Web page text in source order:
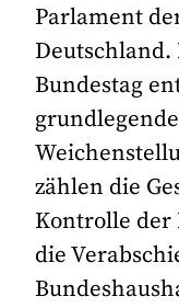
Parlament
Bundestag
zählen die
Kontrolle der
die